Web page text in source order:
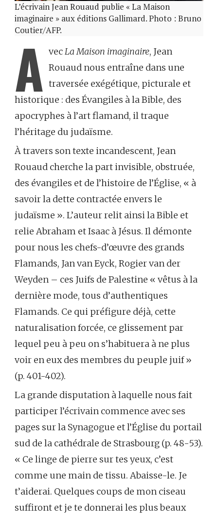
L’écrivain Jean Rouaud publie « La Maison
imaginaire » aux éditions Gallimard. Photo : Bruno
Coutier/AFP.
A vecLa Maison imaginaire, Jean
Rouaud nous entraîne dans une
traversée exégétique, picturale et
historique : des Évangiles à la Bible, des
apocryphes à l’art flamand, il traque
l’héritage du judaïsme.
À travers son texte incandescent, Jean
Rouaud cherche la part invisible, obstruée,
des évangiles et de l’histoire de l’Église, « à
savoir la dette contractée envers le
judaïsme ». L’auteur relit ainsi la Bible et
relie Abraham et Isaac à Jésus. Il démonte
pour nous les chefs-d’œuvre des grands
Flamands, Jan van Eyck, Rogier van der
Weyden – ces Juifs de Palestine « vêtus à la
dernière mode, tous d’authentiques
Flamands. Ce qui préfigure déjà, cette
naturalisation forcée, ce glissement par
lequel peu à peu on s’habituera à ne plus
voir en eux des membres du peuple juif »
(p. 401-402).
La grande disputation à laquelle nous fait
participer l’écrivain commence avec ses
pages sur la Synagogue et l’Église du portail
sud de la cathédrale de Strasbourg (p. 48-53).
« Ce linge de pierre sur tes yeux, c’est
comme une main de tissu. Abaisse-le. Je
t’aiderai. Quelques coups de mon ciseau
suffiront et je te donnerai les plus beaux